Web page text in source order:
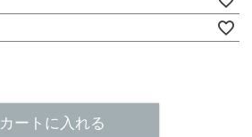
カートに入れる